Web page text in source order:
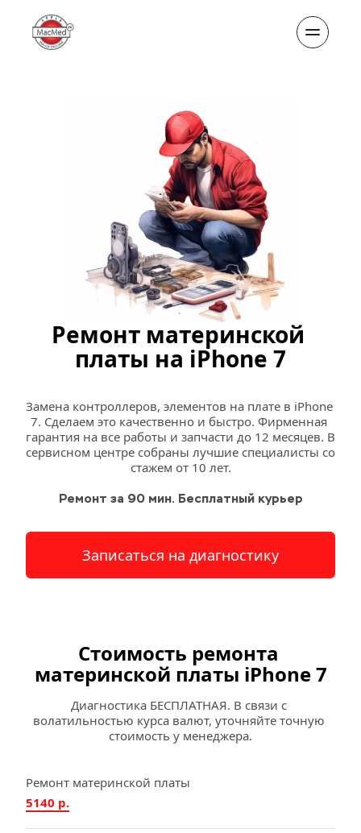
Ремонт материнской
платы на iPhone 7
Замена контроллеров, элементов на плате в iPhone
7. Сделаем это качественно и быстро. Фирменная
гарантия на все работы и запчасти до 12 месяцев. В
сервисном центре собраны лучшие специалисты со
стажем от 10 лет.
Ремонт за 90 мин. Бесплатный курьер
Записаться на диагностику
Стоимость ремонта
материнской платы iPhone 7
Диагностика БЕСПЛАТНАЯ. В связи с
волатильностью курса валют, уточняйте точную
стоимость у менеджера.
Ремонт материнской платы
5140 р.